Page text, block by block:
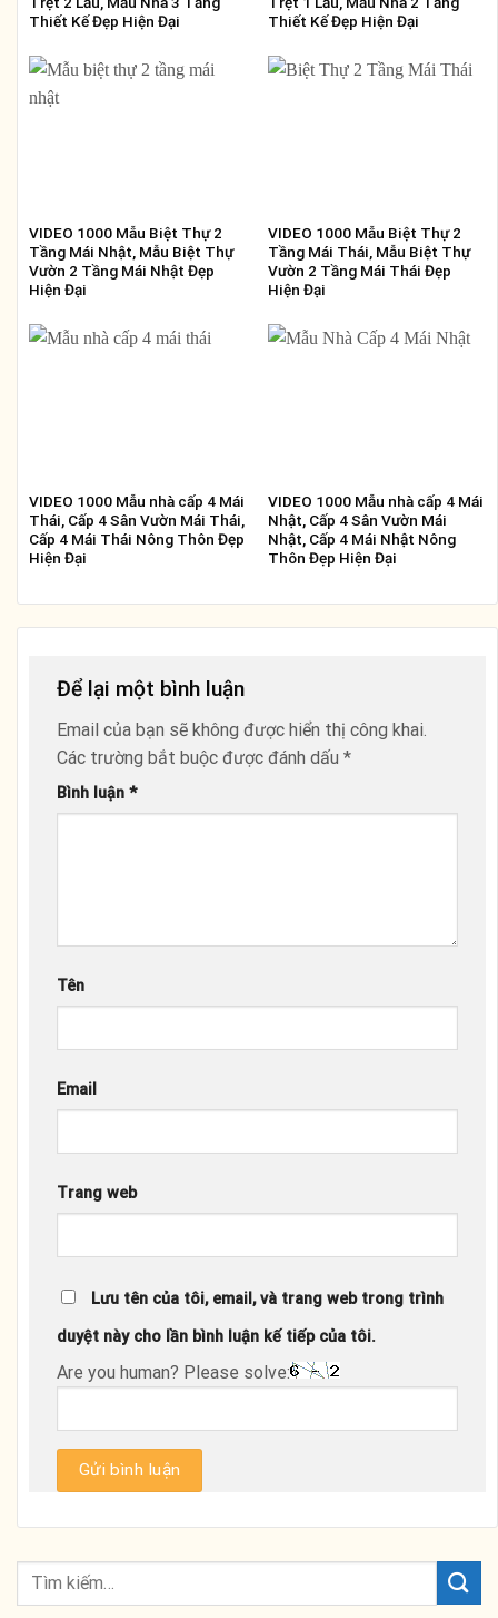
Thiết Kế Đẹp Hiện Đại
Thiết Kế Đẹp Hiện Đại
VIDEO 1000 Mẫu Biệt Thự 2
Tầng Mái Nhật, Mẫu Biệt Thự
Vườn 2 Tầng Mái Nhật Đẹp
Hiện Đại
VIDEO 1000 Mẫu Biệt Thự 2
Tầng Mái Thái, Mẫu Biệt Thự
Vườn 2 Tầng Mái Thái Đẹp
Hiện Đại
VIDEO 1000 Mẫu nhà cấp 4 Mái
Thái, Cấp 4 Sân Vườn Mái Thái,
Cấp 4 Mái Thái Nông Thôn Đẹp
Hiện Đại
VIDEO 1000 Mẫu nhà cấp 4 Mái
Nhật, Cấp 4 Sân Vườn Mái
Nhật, Cấp 4 Mái Nhật Nông
Thôn Đẹp Hiện Đại
Để lại một bình luận
Email của bạn sẽ không được hiển thị công khai.
Các trường bắt buộc được đánh dấu *
Bình luận *
Tên
Email
Trang web
Lưu tên của tôi, email, và trang web trong trình
duyệt này cho lần bình luận kế tiếp của tôi.
Are you human? Please solve: